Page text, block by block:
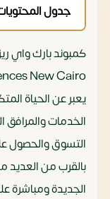
جدول
يعبر عن الحياة
الخدمات
التسوق والحصول
بالقرب من العديد
الجديدة ومباشرة